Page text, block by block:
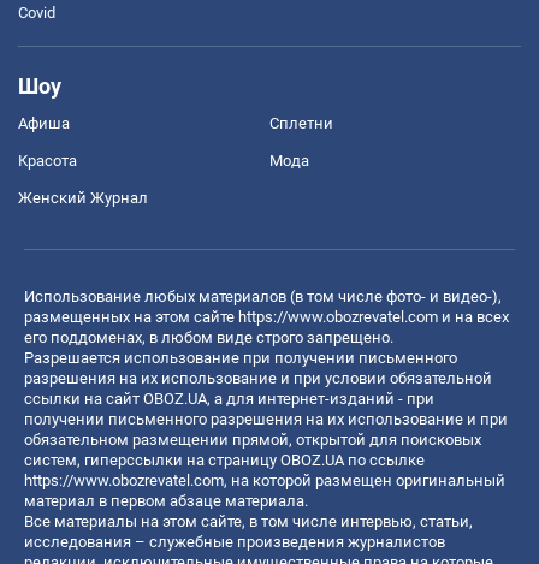
Covid
Шоу
Афиша Сплетни
Красота Мода
Женский Журнал
Использование любых материалов (в том числе фото- и видео-),
размещенных на этом сайте https://www.obozrevatel.com и на всех
его поддоменах, в любом виде строго запрещено.
Разрешается использование при получении письменного
разрешения на их использование и при условии обязательной
ссылки на сайт OBOZ.UA, а для интернет-изданий - при
получении письменного разрешения на их использование и при
обязательном размещении прямой, открытой для поисковых
систем, гиперссылки на страницу OBOZ.UA по ссылке
https://www.obozrevatel.com, на которой размещен оригинальный
материал в первом абзаце материала.
Все материалы на этом сайте, в том числе интервью, статьи,
исследования – служебные произведения журналистов